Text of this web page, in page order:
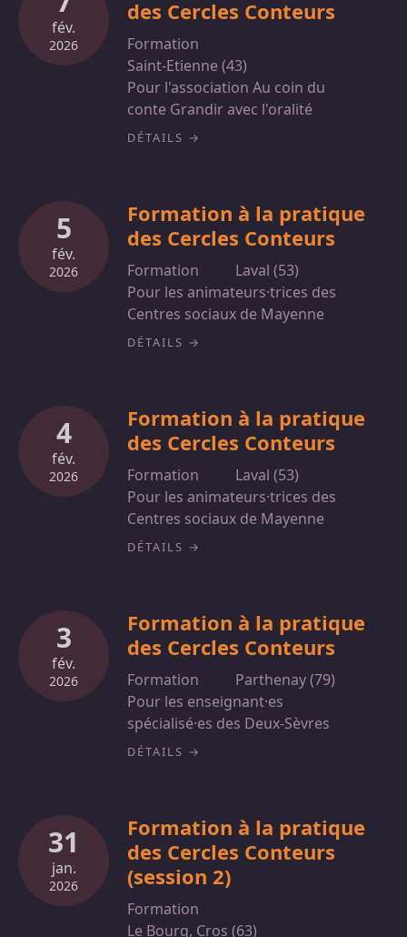
fév.
2026
des Cercles Conteurs
Formation
Saint-Etienne (43)
Pour l'association Au coin du
conte Grandir avec l'oralité
DÉTAILS
5
fév.
2026
Formation à la pratique
des Cercles Conteurs
Formation
Laval (53)
Pour les animateurs·trices des
Centres sociaux de Mayenne
DÉTAILS
4
fév.
2026
Formation à la pratique
des Cercles Conteurs
Formation
Laval (53)
Pour les animateurs·trices des
Centres sociaux de Mayenne
DÉTAILS
3
fév.
2026
Formation à la pratique
des Cercles Conteurs
Formation
Parthenay (79)
Pour les enseignant·es
spécialisé·es des Deux-Sèvres
DÉTAILS
31
jan.
2026
Formation à la pratique
des Cercles Conteurs
(session 2)
Formation
Le Bourg, Cros (63)